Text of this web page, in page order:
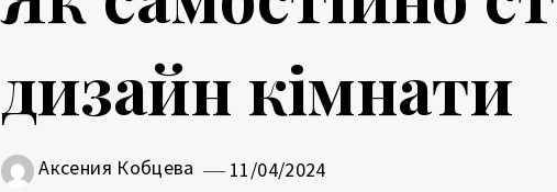
дизайн кімнати
Аксения Кобцева 11/04/2024